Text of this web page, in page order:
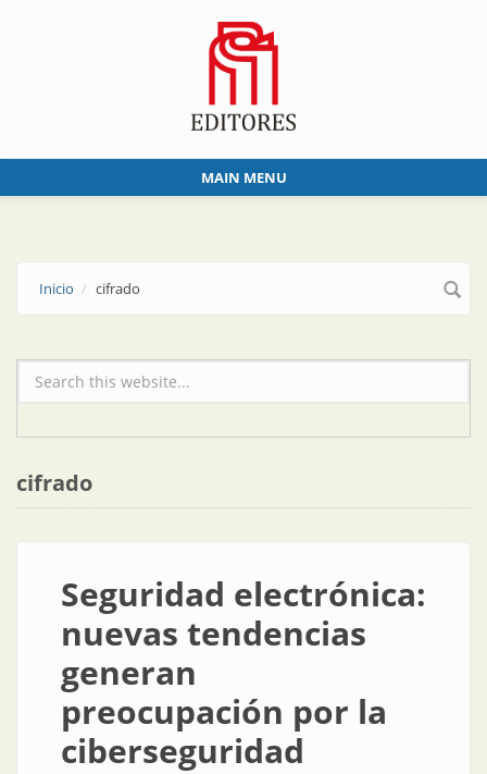
MAIN MENU
Inicio cifrado
Formulario de búsqueda
cifrado
Seguridad electrónica:
nuevas tendencias
generan
preocupación por la
ciberseguridad